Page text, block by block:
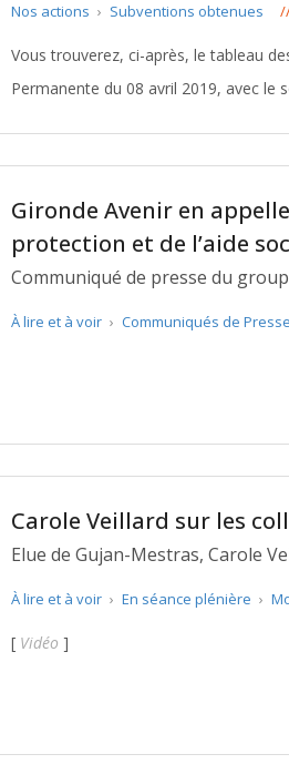
Nos actions › Subventions obtenues
Vous trouverez, ci-après, le tableau
Permanente du 08 avril 2019, avec le
Gironde Avenir en
protection et de l’aide
Communiqué de presse du
À lire et à voir › Communiqués de Presse
Carole Veillard sur les
Elue de Gujan-Mestras, Carole
documents de comm' inadaptés
À lire et à voir › En séance plénière ›
[ Vidéo ]